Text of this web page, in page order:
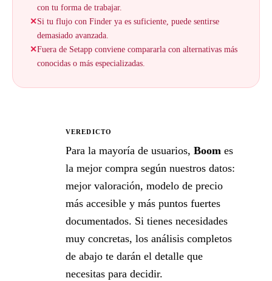
con tu forma de trabajar.
✕Si tu flujo con Finder ya es suficiente, puede sentirse
demasiado avanzada.
✕Fuera de Setapp conviene compararla con alternativas más
conocidas o más especializadas.
VEREDICTO
Para la mayoría de usuarios, Boom es
la mejor compra según nuestros datos:
mejor valoración, modelo de precio
más accesible y más puntos fuertes
documentados. Si tienes necesidades
muy concretas, los análisis completos
de abajo te darán el detalle que
necesitas para decidir.